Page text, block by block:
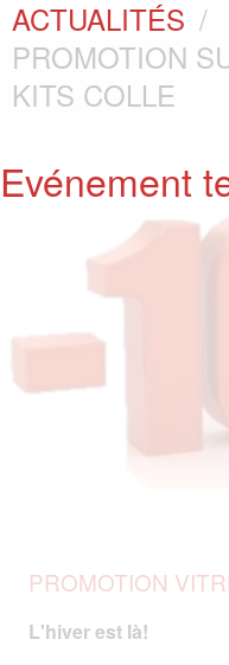
ACTUALITÉS
PROMOTION
KITS COLLE
PROMOTION
L'hiver est là!